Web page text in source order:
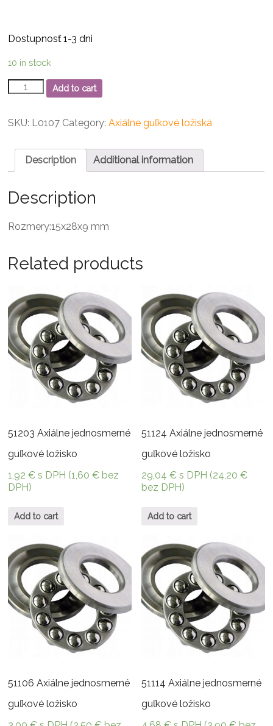
Dostupnosť 1-3 dni
10 in stock
51102
Axiálne
guľkové
Add to cart
SKU: L0107 Category:Axiálne guľkové ložiská
Description Additional information
Description
Rozmery:15x28x9 mm
Related products
51203 Axiálne jednosmerné
guľkové ložisko
1,92€ s DPH (1,60€ bez
DPH)
Add to cart
51124 Axiálne jednosmerné
guľkové ložisko
29,04€ s DPH (24,20€
bez DPH)
Add to cart
51106 Axiálne jednosmerné
guľkové ložisko
51114 Axiálne jednosmerné
guľkové ložisko